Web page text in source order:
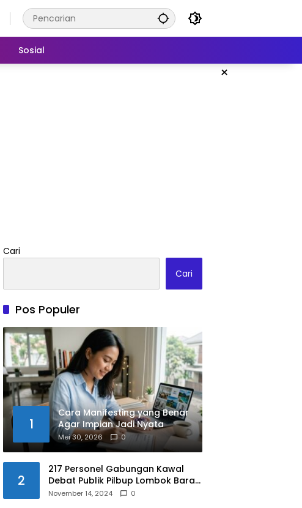
Sosial
×
Cari
Cari
Pos Populer
1
Cara Manifesting yang Benar
Agar Impian Jadi Nyata
Mei 30, 2026 0
2
217 Personel Gabungan Kawal
Debat Publik Pilbup Lombok Barat
2024
November 14, 2024 0